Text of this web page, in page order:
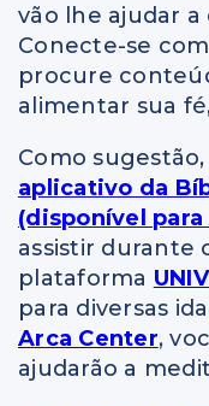
vão lhe ajudar
Conecte-se
procure
alimentar sua
Como
aplicativo da
(disponível
assistir durante
plataforma
para diversas
Arca Center,
ajudarão a